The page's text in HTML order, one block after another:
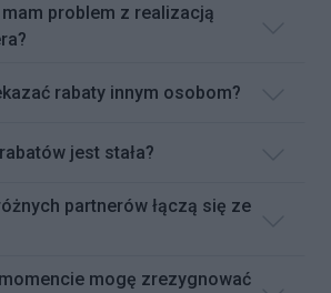
problem z realizacją
rabaty innym osobom?
jest stała?
partnerów łączą się ze
mogę zrezygnować